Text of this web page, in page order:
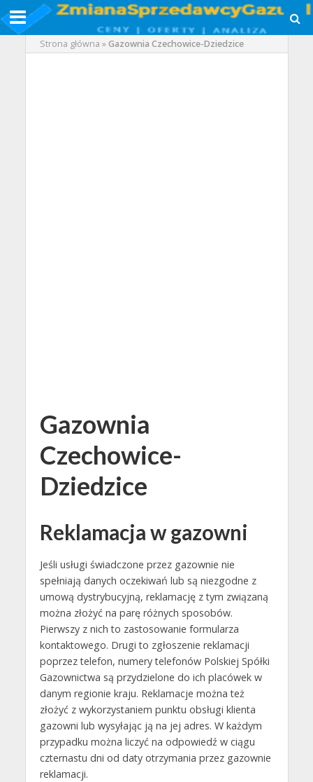
Strona główna »Gazownia Czechowice-Dziedzice
Gazownia
Czechowice-
Dziedzice
Reklamacja w gazowni
Jeśli usługi świadczone przez gazownie nie
spełniają danych oczekiwań lub są niezgodne z
umową dystrybucyjną, reklamację z tym związaną
można złożyć na parę różnych sposobów.
Pierwszy z nich to zastosowanie formularza
kontaktowego. Drugi to zgłoszenie reklamacji
poprzez telefon, numery telefonów Polskiej Spółki
Gazownictwa są przydzielone do ich placówek w
danym regionie kraju. Reklamacje można też
złożyć z wykorzystaniem punktu obsługi klienta
gazowni lub wysyłając ją na jej adres. W każdym
przypadku można liczyć na odpowiedź w ciągu
czternastu dni od daty otrzymania przez gazownie
reklamacji.